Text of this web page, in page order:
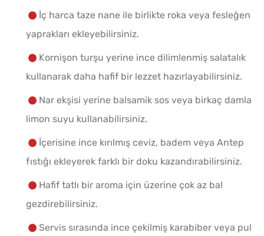
İç harca taze nane ile birlikte roka veya fesleğen
yaprakları ekleyebilirsiniz.
Kornişon turşu yerine ince dilimlenmiş salatalık
kullanarak daha hafif bir lezzet hazırlayabilirsiniz.
Nar ekşisi yerine balsamik sos veya birkaç damla
limon suyu kullanabilirsiniz.
İçerisine ince kırılmış ceviz, badem veya Antep
fıstığı ekleyerek farklı bir doku kazandırabilirsiniz.
Hafif tatlı bir aroma için üzerine çok az bal
gezdirebilirsiniz.
Servis sırasında ince çekilmiş karabiber veya pul